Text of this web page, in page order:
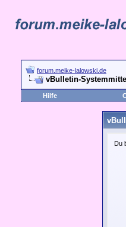
forum.meike-lalowski.de
vBulletin-
Hilfe
Du